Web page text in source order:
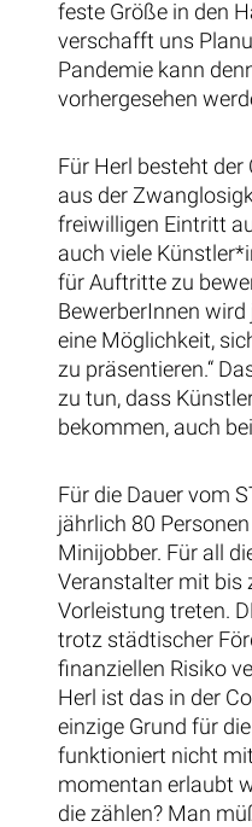
feste Größe in den
verschafft uns
Pandemie kann
vorhergesehen
Für Herl besteht der
aus der
freiwilligen Eintritt
auch viele
für Auftritte zu
BewerberInnen wird
eine Möglichkeit,
zu präsentieren.“
zu tun, dass
bekommen, auch
Für die Dauer vom
jährlich 80
Minijobber. Für all
Veranstalter mit bis
Vorleistung treten.
trotz städtischer
finanziellen Risiko
Herl ist das in der
einzige Grund für die
funktioniert nicht
momentan erlaubt
die zählen? Man